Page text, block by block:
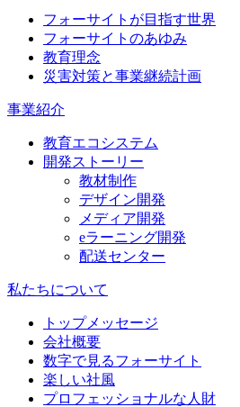
フォーサイトが目指す世界
フォーサイトのあゆみ
教育理念
災害対策と事業継続計画
事業紹介
教育エコシステム
開発ストーリー
教材制作
デザイン開発
メディア開発
eラーニング開発
配送センター
私たちについて
トップメッセージ
会社概要
数字で見るフォーサイト
楽しい社風
プロフェッショナルな人財